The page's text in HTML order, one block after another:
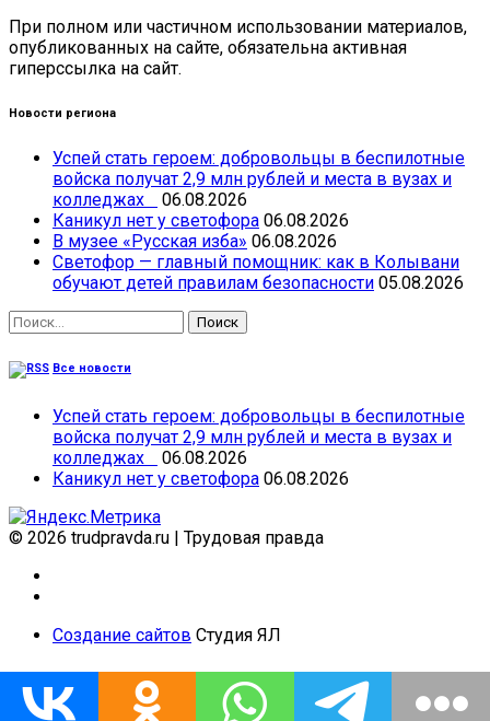
При полном или частичном использовании материалов,
опубликованных на сайте, обязательна активная
гиперссылка на сайт.
Новости региона
Успей стать героем: добровольцы в беспилотные
войска получат 2,9 млн рублей и места в вузах и
колледжах
06.08.2026
Каникул нет у светофора 06.08.2026
В музее «Русская изба» 06.08.2026
Светофор — главный помощник: как в Колывани
обучают детей правилам безопасности 05.08.2026
Найти:
Все новости
Успей стать героем: добровольцы в беспилотные
войска получат 2,9 млн рублей и места в вузах и
колледжах
06.08.2026
Каникул нет у светофора 06.08.2026
© 2026 trudpravda.ru | Трудовая правда
Создание сайтов Студия ЯЛ